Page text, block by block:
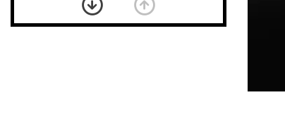
نرى المستقبل من خلال